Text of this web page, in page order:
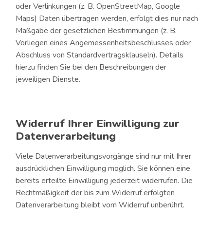
oder Verlinkungen (z. B. OpenStreetMap, Google
Maps) Daten übertragen werden, erfolgt dies nur nach
Maßgabe der gesetzlichen Bestimmungen (z. B.
Vorliegen eines Angemessenheitsbeschlusses oder
Abschluss von Standardvertragsklauseln). Details
hierzu finden Sie bei den Beschreibungen der
jeweiligen Dienste.
Widerruf Ihrer Einwilligung zur
Datenverarbeitung
Viele Datenverarbeitungsvorgänge sind nur mit Ihrer
ausdrücklichen Einwilligung möglich. Sie können eine
bereits erteilte Einwilligung jederzeit widerrufen. Die
Rechtmäßigkeit der bis zum Widerruf erfolgten
Datenverarbeitung bleibt vom Widerruf unberührt.